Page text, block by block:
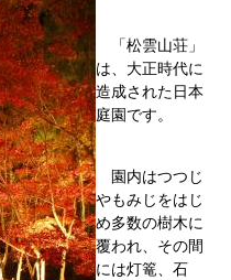
「松雲山荘」
は、大正時代に
造成された日本
庭園です。
園内はつつじ
やもみじをはじ
め多数の樹木に
覆われ、その間
には灯篭、石